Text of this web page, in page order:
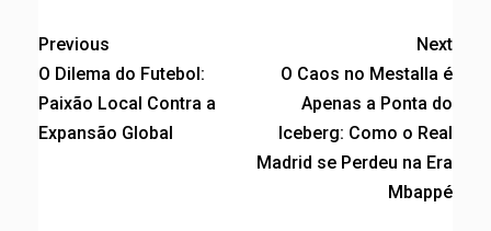
Previous
O Dilema do Futebol:
Paixão Local Contra a
Expansão Global
Next
O Caos no Mestalla é
Apenas a Ponta do
Iceberg: Como o Real
Madrid se Perdeu na Era
Mbappé